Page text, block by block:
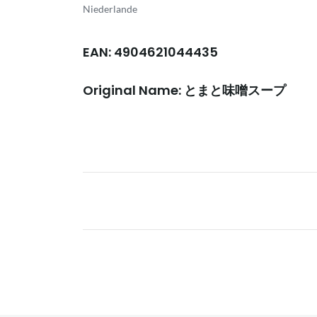
Niederlande
EAN: 4904621044435
Original Name: とまと味噌スープ